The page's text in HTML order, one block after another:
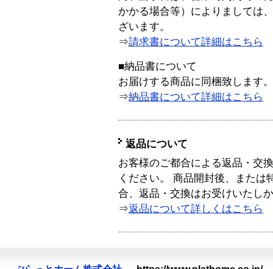
かかる場合等）によりましては
ざいます。
⇒請求書について詳細はこちら
■納品書について
お届けする商品に同梱致します。
⇒納品書について詳細はこちら
返品について
お客様のご都合による返品・交
ください。 商品開封後、または
合、返品・交換はお受けいたし
⇒返品について詳しくはこちら